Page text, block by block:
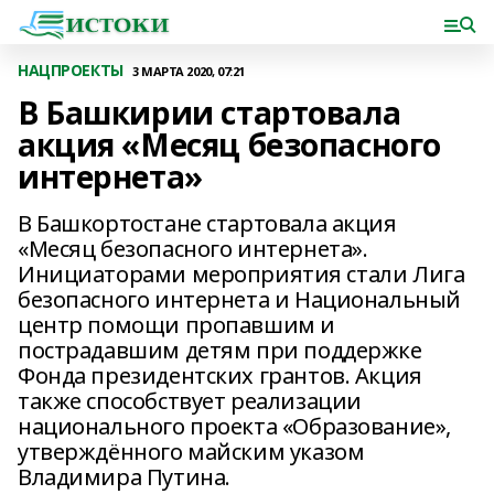
НАЦПРОЕКТЫ 3 МАРТА 2020, 07:21
В Башкирии стартовала
акция «Месяц безопасного
интернета»
В Башкортостане стартовала акция
«Месяц безопасного интернета».
Инициаторами мероприятия стали Лига
безопасного интернета и Национальный
центр помощи пропавшим и
пострадавшим детям при поддержке
Фонда президентских грантов. Акция
также способствует реализации
национального проекта «Образование»,
утверждённого майским указом
Владимира Путина.